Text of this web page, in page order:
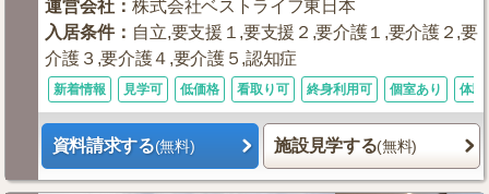
運営会社 ：株式会社ベストライフ東日本
入居条件： 自立,要支援１,要支援２,要介護１,要介護２,要
介護３,要介護４,要介護５,認知症
新着情報 見学可 低価格 看取り可 終身利用可 個室あり 体験
資料請求する(無料) 施設見学する(無料)